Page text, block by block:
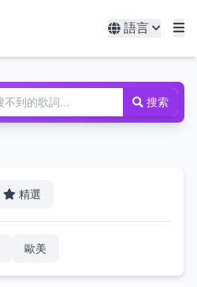
語言
搜索
精選
歐美